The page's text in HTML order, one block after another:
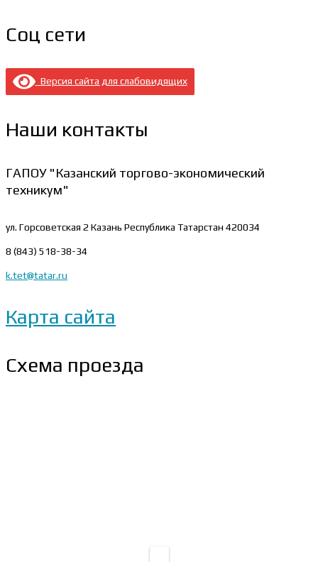
Соц сети
Версия сайта для слабовидящих
Наши контакты
ГАПОУ "Казанский торгово-экономический
техникум"
ул. Горсоветская 2 Казань Республика Татарстан 420034
8 (843) 518-38-34
k.tet@tatar.ru
Карта сайта
Схема проезда